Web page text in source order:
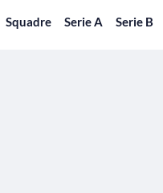
Squadre Serie A Serie B